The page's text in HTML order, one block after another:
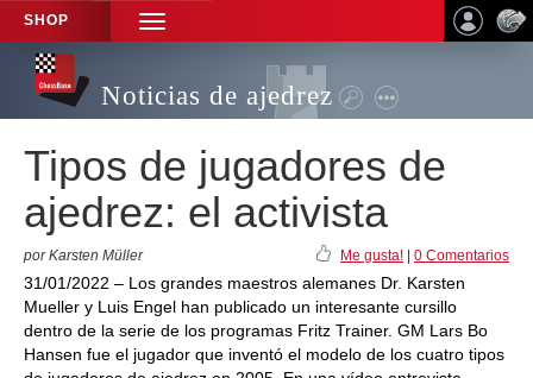
SHOP
TOGGLE
NAVIGATION
Noticias de ajedrez
Tipos de jugadores de
ajedrez: el activista
por Karsten Müller Me gusta! 0 Comentarios
31/01/2022 – Los grandes maestros alemanes Dr. Karsten
Mueller y Luis Engel han publicado un interesante cursillo
dentro de la serie de los programas Fritz Trainer. GM Lars Bo
Hansen fue el jugador que inventó el modelo de los cuatro tipos